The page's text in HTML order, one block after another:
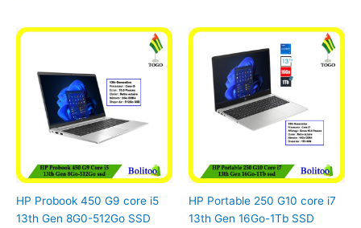
HP Probook 450 G9 core i5
13th Gen 8G0-512Go SSD
HP Portable 250 G10 core i7
13th Gen 16Go-1Tb SSD